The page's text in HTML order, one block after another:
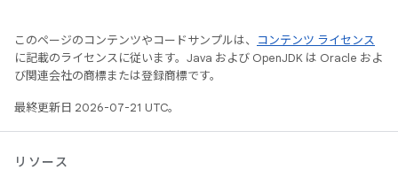
このページのコンテンツやコードサンプルは、
コンテンツ ライセンス
に記載のライセンスに従います。Java および OpenJDK は Oracle およ
び関連会社の商標または登録商標です。
最終更新日 2026-07-21 UTC。
リソース